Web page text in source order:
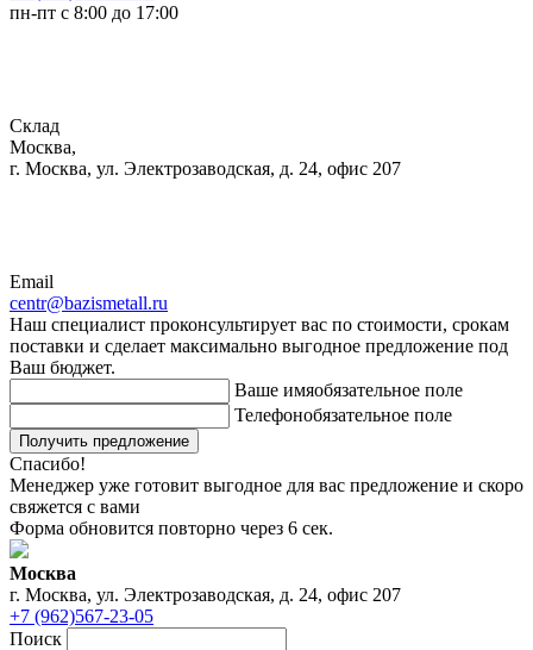
пн-пт с 8:00 до 17:00
Склад
Москва,
г. Москва, ул. Электрозаводская, д. 24, офис 207
Email
centr@bazismetall.ru
Наш специалист проконсультирует вас по стоимости, срокам
поставки и сделает максимально выгодное предложение под
Ваш бюджет.
Ваше имяобязательное поле
Телефонобязательное поле
Получить предложение
Спасибо!
Менеджер уже готовит выгодное для вас предложение и скоро
свяжется с вами
Форма обновится повторно через 6 сек.
Москва
г. Москва, ул. Электрозаводская, д. 24, офис 207
+7 (962)567-23-05
Поиск